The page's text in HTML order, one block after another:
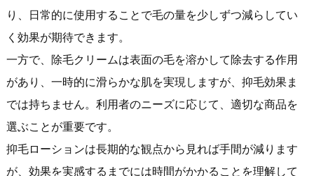
り、日常的に使用することで毛の量を少しずつ減らしてい
く効果が期待できます。
一方で、除毛クリームは表面の毛を溶かして除去する作用
があり、一時的に滑らかな肌を実現しますが、抑毛効果ま
では持ちません。利用者のニーズに応じて、適切な商品を
選ぶことが重要です。
抑毛ローションは長期的な観点から見れば手間が減ります
が、効果を実感するまでには時間がかかることを理解して